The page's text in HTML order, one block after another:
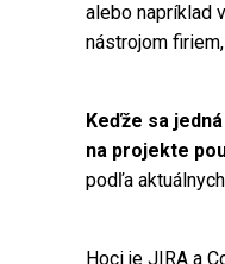
alebo napríklad
nástrojom
Keďže sa
na projekte
podľa
Hoci je JIRA a